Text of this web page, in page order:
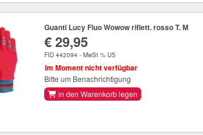
Guanti Lucy Fluo Wowow riflett. rosso T. M
€ 29,95
FID 442094 - MwSt % US
Im Moment nicht verfügbar
Bitte um Benachrichtigung
in den Warenkorb legen